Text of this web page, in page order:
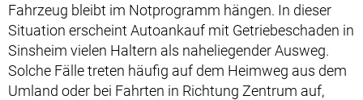
Fahrzeug bleibt im Notprogramm hängen. In dieser
Situation erscheint Autoankauf mit Getriebeschaden in
Sinsheim vielen Haltern als naheliegender Ausweg.
Solche Fälle treten häufig auf dem Heimweg aus dem
Umland oder bei Fahrten in Richtung Zentrum auf,